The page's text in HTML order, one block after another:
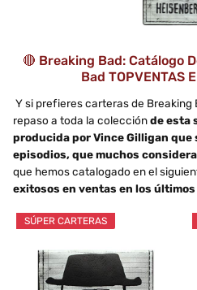
🔴 Breaking Bad: Catálogo
Bad TOPVENTAS
Y si prefieres carteras de Breaking
repaso a toda la colecciónde esta
producida por Vince Gilligan que
episodios, que muchos
que hemos catalogado en el
exitosos en ventas en los últimos
SÚPER CARTERAS